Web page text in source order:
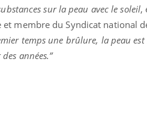
sur la peau avec le soleil,
membre du Syndicat national
temps une brûlure, la peau
années.”